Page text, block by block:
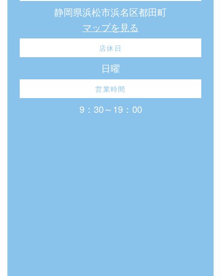
静岡県浜松市浜名区都田町
マップを見る
店休日
日曜
営業時間
9：30～19：00